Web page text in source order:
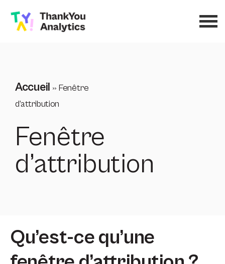
Accueil » Fenêtre
d’attribution
Fenêtre
d’attribution
Qu’est-ce qu’une